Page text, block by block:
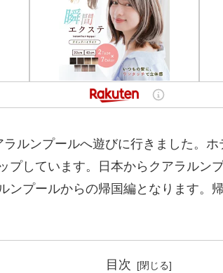
ルンプールへ遊びに行きました。
プしています。日本からクアラルン
ンプールからの帰国編となります。
目次